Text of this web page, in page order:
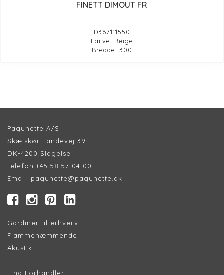
FINETT DIMOUT FR
D367111550
Farve: Beige
Bredde: 300
Pagunette A/S
Skælskør Landevej 39
DK-4200 Slagelse
Telefon:+45 58 57 04 00
Email: pagunette@pagunette.dk
Gardiner til erhverv
Flammehæmmende
Akustik
Find Forhandler